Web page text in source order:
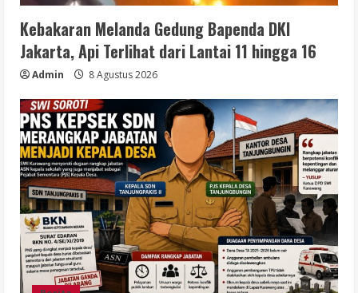
Kebakaran Melanda Gedung Bapenda DKI
Jakarta, Api Terlihat dari Lantai 11 hingga 16
Admin 8 Agustus 2026